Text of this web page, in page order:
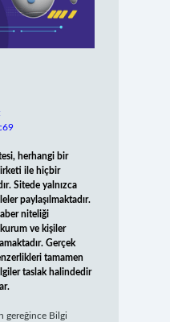
herhangi bir
ile hiçbir
Sitede yalnızca
paylaşılmaktadır.
niteliği
ve kişiler
Gerçek
tamamen
taslak halindedir
gereğince Bilgi